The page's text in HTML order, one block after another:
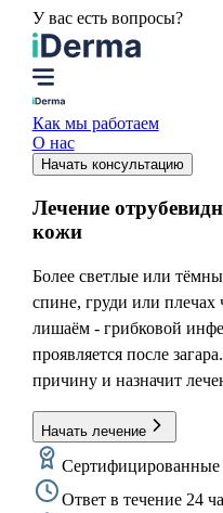
У вас есть вопросы?
Как мы работаем
О нас
Начать консультацию
Лечение
кожи
Более светлые или
спине, груди или плечах
лишаём - грибковой
проявляется после
причину и назначит
Начать лечение
Сертифицированные
Ответ в течение 24